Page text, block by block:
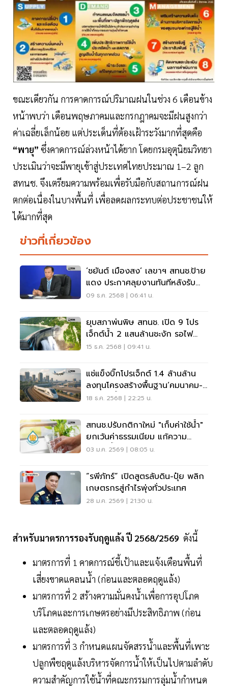
ขณะเดียวกัน การคาดการณ์ปริมาณฝนในช่วง 6 เดือนข้าง
หน้าพบว่า เดือนพฤษภาคมและกรกฎาคมจะมีฝนสูงกว่า
ค่าเฉลี่ยเล็กน้อย แต่ประเด็นที่ต้องเฝ้าระวังมากที่สุดคือ
“พายุ” ซึ่งคาดการณ์ล่วงหน้าได้ยาก โดยกรมอุตุนิยมวิทยา
ประเมินว่าจะมีพายุเข้าสู่ประเทศไทยประมาณ 1–2 ลูก
สทนช. จึงเตรียมความพร้อมเพื่อรับมือกับสถานการณ์ฝน
ตกต่อเนื่องในบางพื้นที่ เพื่อลดผลกระทบต่อประชาชนให้
ได้มากที่สุด
ข่าวที่เกี่ยวข้อง
‘ชยันต์ เมืองสง’ เลขาฯ สทนช.ป้าย
แดง ประกาศลุยงานทันทีหลังรับ
ตำแหน่ง
09 ธ.ค. 2568 | 06:41 น.
ยุบสภาพ่นพิษ สทนช. เปิด 9 โปร
เจ็กต์น้ำ 2 แสนล้านชะงัก รอไฟ
เขียวรัฐบาลใหม่
15 ธ.ค. 2568 | 09:41 น.
แช่แข็งบิ๊กโปรเจ็กต์ 1.4 ล้านล้าน
ลงทุนโครงสร้างพื้นฐาน‘คมนาคม-
เกษตร-น้ำ’เลื่อนยาว ลุ้นรัฐบาลใหม่
18 ธ.ค. 2568 | 22:25 น.
สทนช.ปรับกติกาใหม่ "เก็บค่าใช้น้ำ"
ยกเว้นค่าธรรมเนียม แก้ความ
เหลื่อมล้ำ
03 ม.ค. 2569 | 08:05 น.
“รพีภัทร์” เปิดสูตรลับดิน-ปุ๋ย พลิก
เกษตรกรสู่กำไรพุ่งทั่วประเทศ
28 ม.ค. 2569 | 21:30 น.
สำหรับมาตรการรองรับฤดูแล้ง ปี 2568/2569 ดังนี้
มาตรการที่ 1 คาดการณ์ชี้เป้าและแจ้งเตือนพื้นที่
เสี่ยงขาดแคลนน้ำ (ก่อนและตลอดฤดูแล้ง)
มาตรการที่ 2 สร้างความมั่นคงน้ำเพื่อการอุปโภค
บริโภคและการเกษตรอย่างมีประสิทธิภาพ (ก่อน
และตลอดฤดูแล้ง)
มาตรการที่ 3 กำหนดแผนจัดสรรน้ำและพื้นที่เพาะ
ปลูกพืชฤดูแล้งบริหารจัดการน้ำให้เป็นไปตามลำดับ
ความสำคัญการใช้น้ำที่คณะกรรมการลุ่มน้ำกำหนด